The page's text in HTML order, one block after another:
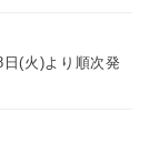
(火)より順次発